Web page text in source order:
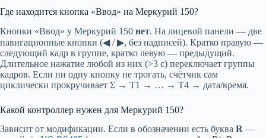
Где находится кнопка «Ввод» на Меркурий 150?
Кнопки «Ввод» у Меркурий 150 нет. На лицевой панели — две
навигационные кнопки (◀ / ▶, без надписей). Кратко правую —
следующий кадр в группе, кратко левую — предыдущий.
Длительное нажатие любой из них (>3 с) переключает группы
кадров. Если ни одну кнопку не трогать, счётчик сам
циклически прокручивает Σ → Т1 → … → Т4 → дата/время.
Какой контроллер нужен для Меркурий 150?
Зависит от модификации. Если в обозначении есть буква R —